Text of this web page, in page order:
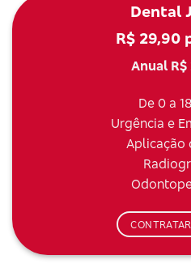
Dental
R$ 29,90
Anual R$
De 0 a
Urgência e
Aplicação